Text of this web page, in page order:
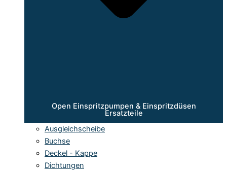
Open Einspritzpumpen & Einspritzdüsen
Ersatzteile
Ausgleichscheibe
Buchse
Deckel - Kappe
Dichtungen